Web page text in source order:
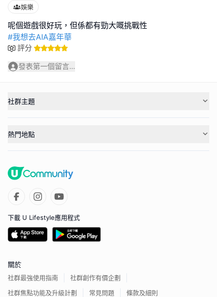
娛樂
#我想去AIA嘉年華
評分
發表第一個留言...
社群主題
熱門地點
下載 U Lifestyle應用程式
關於
社群最強使用指南
社群創作有價企劃
社群焦點功能及升級計劃
常見問題 條款及細則